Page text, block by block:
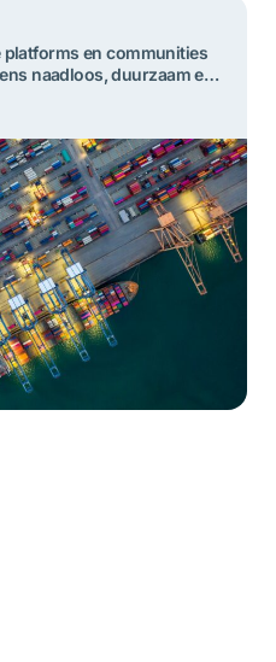
en communities
naadloos, duurzaam en
we de slimste
missie. Een belangrijk
want Portbase werkt
community. Dit betekent
in de haven. Een